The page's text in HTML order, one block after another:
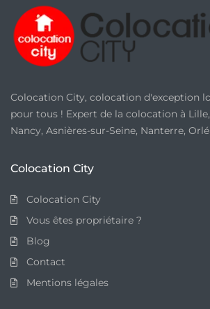
Colocation City, colocation d'exception
pour tous ! Expert de la colocation à
Nancy, Asnières-sur-Seine, Nanterre,
Colocation City
Colocation City
Vous êtes propriétaire ?
Blog
Contact
Mentions légales